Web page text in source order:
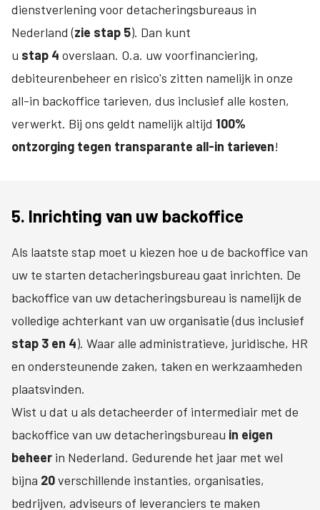
dienstverlening voor detacheringsbureaus in
Nederland (zie stap 5). Dan kunt
u stap 4 overslaan. O.a. uw voorfinanciering,
debiteurenbeheer en risico's zitten namelijk in onze
all-in backoffice tarieven, dus inclusief alle kosten,
verwerkt. Bij ons geldt namelijk altijd 100%
ontzorging tegen transparante all-in tarieven!
5. Inrichting van uw backoffice
Als laatste stap moet u kiezen hoe u de backoffice van
uw te starten detacheringsbureau gaat inrichten. De
backoffice van uw detacheringsbureau is namelijk de
volledige achterkant van uw organisatie (dus inclusief
stap 3 en 4). Waar alle administratieve, juridische, HR
en ondersteunende zaken, taken en werkzaamheden
plaatsvinden.
Wist u dat u als detacheerder of intermediair met de
backoffice van uw detacheringsbureau in eigen
beheer in Nederland. Gedurende het jaar met wel
bijna 20verschillende instanties, organisaties,
bedrijven, adviseurs of leveranciers te maken